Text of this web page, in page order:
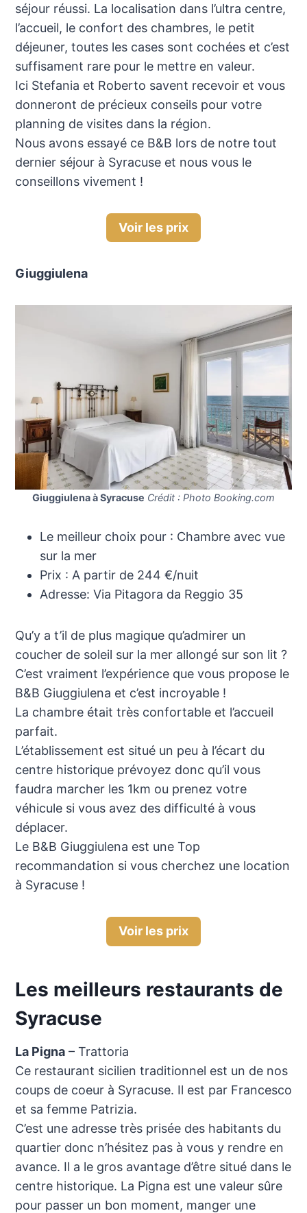
séjour réussi. La localisation dans l’ultra centre,
l’accueil, le confort des chambres, le petit
déjeuner, toutes les cases sont cochées et c’est
suffisament rare pour le mettre en valeur.
Ici Stefania et Roberto savent recevoir et vous
donneront de précieux conseils pour votre
planning de visites dans la région.
Nous avons essayé ce B&B lors de notre tout
dernier séjour à Syracuse et nous vous le
conseillons vivement !
Voir les prix
Giuggiulena
Giuggiulena à Syracuse Crédit : Photo Booking.com
Le meilleur choix pour : Chambre avec vue
sur la mer
Prix : A partir de 244 €/nuit
Adresse: Via Pitagora da Reggio 35
Qu’y a t’il de plus magique qu’admirer un
coucher de soleil sur la mer allongé sur son lit ?
C’est vraiment l’expérience que vous propose le
B&B Giuggiulena et c’est incroyable !
La chambre était très confortable et l’accueil
parfait.
L’établissement est situé un peu à l’écart du
centre historique prévoyez donc qu’il vous
faudra marcher les 1km ou prenez votre
véhicule si vous avez des difficulté à vous
déplacer.
Le B&B Giuggiulena est une Top
recommandation si vous cherchez une location
à Syracuse !
Voir les prix
Les meilleurs restaurants de
Syracuse
La Pigna– Trattoria
Ce restaurant sicilien traditionnel est un de nos
coups de coeur à Syracuse. Il est par Francesco
et sa femme Patrizia.
C’est une adresse très prisée des habitants du
quartier donc n’hésitez pas à vous y rendre en
avance. Il a le gros avantage d’être situé dans le
centre historique. La Pigna est une valeur sûre
pour passer un bon moment, manger une